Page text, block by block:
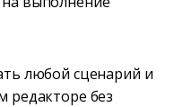
любой сценарий и
редакторе без